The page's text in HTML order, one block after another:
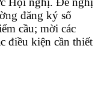
đăng ký số
cầu; mời các
điều kiện cần thiết